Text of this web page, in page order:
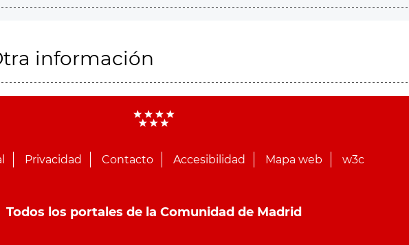
información
Privacidad Contacto Accesibilidad Mapa web w3c
Todos los portales de la Comunidad de Madrid